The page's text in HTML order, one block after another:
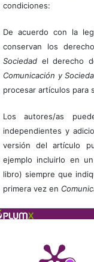
condiciones:
De acuerdo con la
conservan los
Sociedadel derecho
Comunicación y
procesar artículos para
Los autores/as
independientes y
versión del artículo
ejemplo incluirlo en
libro) siempre que
primera vez en